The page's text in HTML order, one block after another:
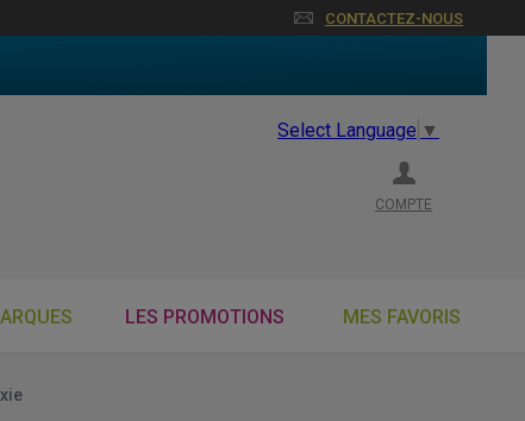
CONTACTEZ-NOUS
Select Language ▼
COMPTE
LES PROMOTIONS MES FAVORIS